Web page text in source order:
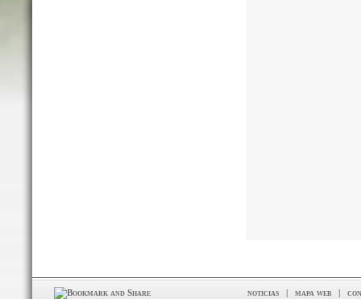
noticias | mapa web |